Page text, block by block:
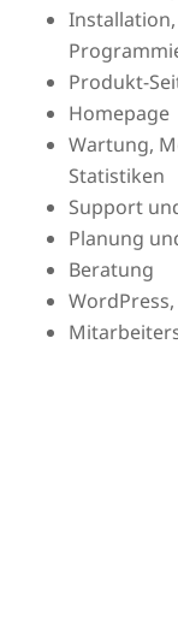
Produkt-
Homepage
Wartung,
Statistiken
Support
Planung
Beratung